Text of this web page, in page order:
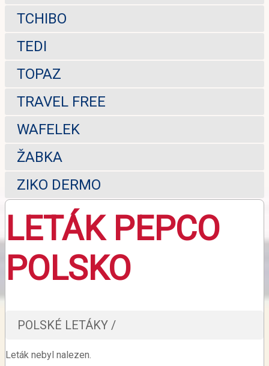
TCHIBO
TEDI
TOPAZ
TRAVEL FREE
WAFELEK
ŽABKA
ZIKO DERMO
LETÁK PEPCO
POLSKO
POLSKÉ LETÁKY /
Leták nebyl nalezen.